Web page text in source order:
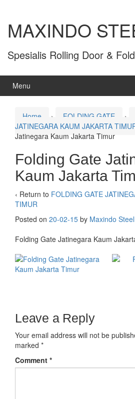
MAXINDO
Spesialis Rolling Door &
Menu
Home › FOLDING GATE ›
JATINEGARA KAUM JAKARTA
Jatinegara Kaum Jakarta Timur
Folding Gate
Kaum Jakarta
‹ Return to FOLDING GATE
TIMUR
Posted on 20-02-15 by Maxindo Steel
Folding Gate Jatinegara Kaum
Leave a Reply
Your email address will not be
marked *
Comment *